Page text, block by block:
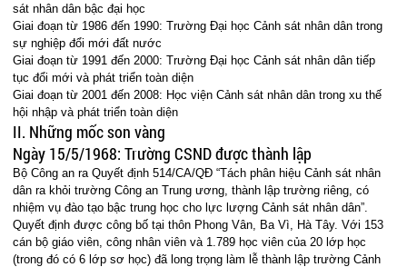
sát nhân dân bậc đại học
Giai đoạn từ 1986 đến 1990: Trường Đại học Cảnh sát nhân dân trong
sự nghiệp đổi mới đất nước
Giai đoạn từ 1991 đến 2000: Trường Đại học Cảnh sát nhân dân tiếp
tục đổi mới và phát triển toàn diện
Giai đoạn từ 2001 đến 2008: Học viện Cảnh sát nhân dân trong xu thế
hội nhập và phát triển toàn diện
II. Những mốc son vàng
Ngày 15/5/1968: Trường CSND được thành lập
Bộ Công an ra Quyết định 514/CA/QĐ “Tách phân hiệu Cảnh sát nhân
dân ra khỏi trường Công an Trung ương, thành lập trường riêng, có
nhiệm vụ đào tạo bậc trung học cho lực lượng Cảnh sát nhân dân”.
Quyết định được công bố tại thôn Phong Vân, Ba Vì, Hà Tây. Với 153
cán bộ giáo viên, công nhân viên và 1.789 học viên của 20 lớp học
(trong đó có 6 lớp sơ học) đã long trọng làm lễ thành lập trường Cảnh